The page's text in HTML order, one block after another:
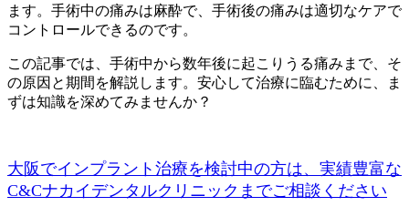
ます。手術中の痛みは麻酔で、手術後の痛みは適切なケアで
コントロールできるのです。
この記事では、手術中から数年後に起こりうる痛みまで、そ
の原因と期間を解説します。安心して治療に臨むために、ま
ずは知識を深めてみませんか？
大阪でインプラント治療を検討中の方は、実績豊富な
C&Cナカイデンタルクリニックまでご相談ください